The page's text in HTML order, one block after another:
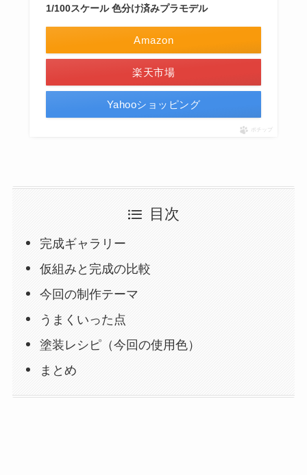
1/100スケール 色分け済みプラモデル
Amazon
楽天市場
Yahooショッピング
ポチップ
目次
完成ギャラリー
仮組みと完成の比較
今回の制作テーマ
うまくいった点
塗装レシピ（今回の使用色）
まとめ